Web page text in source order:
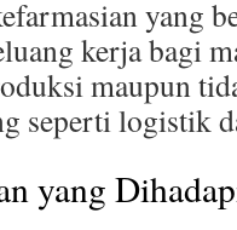
yang
kerja bagi
maupun
seperti logistik
yang